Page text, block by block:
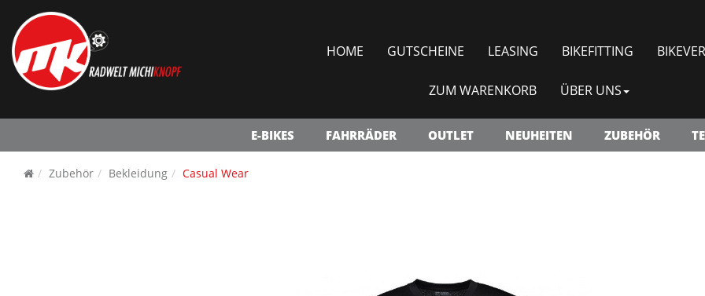
HOME GUTSCHEINE LEASING BIKEFITTING
ZUM WARENKORB ÜBER UNS
E-BIKES FAHRRÄDER OUTLET NEUHEITEN ZUBEHÖR
Zubehör Bekleidung Casual Wear